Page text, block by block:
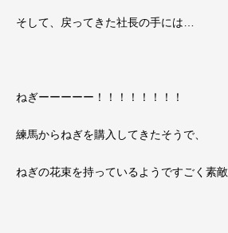
そして、戻ってきた社長の手には…
ねぎーーーーー！！！！！！！！
練馬からねぎを購入してきたそうで、
ねぎの花束を持っているようですごく素